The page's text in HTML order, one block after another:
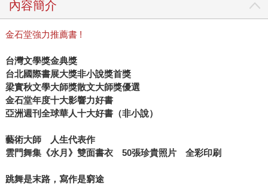
內容簡介
金石堂強力推薦書 !
台灣文學獎金典獎
台北國際書展大獎非小說獎首獎
梁實秋文學大師獎散文大師獎優選
金石堂年度十大影響力好書
亞洲週刊全球華人十大好書（非小說）
藝術大師 人生代表作
雲門舞集《水月》雙面書衣 50張珍貴照片 全彩印刷
跳舞是末路，寫作是窮途